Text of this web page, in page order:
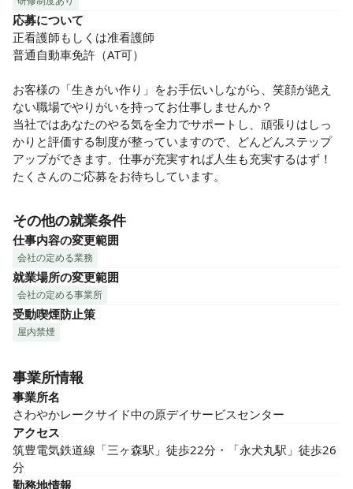
応募について
正看護師もしくは准看護師
普通自動車免許（AT可）
お客様の「生きがい作り」をお手伝いしながら、笑顔が絶え
ない職場でやりがいを持ってお仕事しませんか？
当社ではあなたのやる気を全力でサポートし、頑張りはしっ
かりと評価する制度が整っていますので、どんどんステップ
アップができます。仕事が充実すれば人生も充実するはず！
たくさんのご応募をお待ちしています。
その他の就業条件
仕事内容の変更範囲
会社の定める業務
就業場所の変更範囲
会社の定める事業所
受動喫煙防止策
屋内禁煙
事業所情報
事業所名
さわやかレークサイド中の原デイサービスセンター
アクセス
筑豊電気鉄道線「三ヶ森駅」徒歩22分・「永犬丸駅」徒歩26
分
勤務地情報